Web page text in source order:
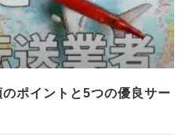
ポイントと5つの優良サー